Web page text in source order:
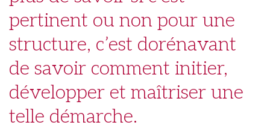
sélectionner
pertinent ou non pour une
structure, c’est dorénavant
de savoir comment initier,
développer et maîtriser une
telle démarche.